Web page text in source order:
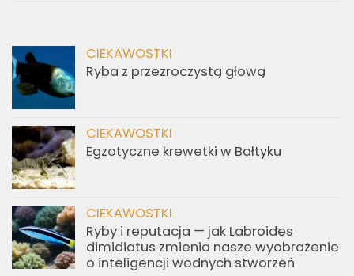
CIEKAWOSTKI
Ryba z przezroczystą głową
CIEKAWOSTKI
Egzotyczne krewetki w Bałtyku
CIEKAWOSTKI
Ryby i reputacja — jak Labroides
dimidiatus zmienia nasze wyobrażenie
o inteligencji wodnych stworzeń